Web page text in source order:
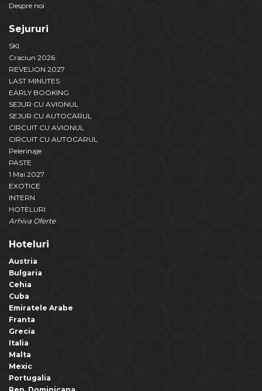
Despre noi
Sejururi
SKI
Craciun 2026
REVELION 2027
LAST MINUTES
EARLY BOOKING
SEJUR CU AVIONUL
SEJUR CU AUTOCARUL
CIRCUIT CU AVIONUL
CIRCUIT CU AUTOCARUL
Pelerinaje
PASTE
1 Mai 2027
EXOTICE
INTERN
HOTELURI
Arhiva Oferte
Hoteluri
Austria
Bulgaria
Cehia
Cuba
Emiratele Arabe
Franta
Grecia
Italia
Malta
Mexic
Portugalia